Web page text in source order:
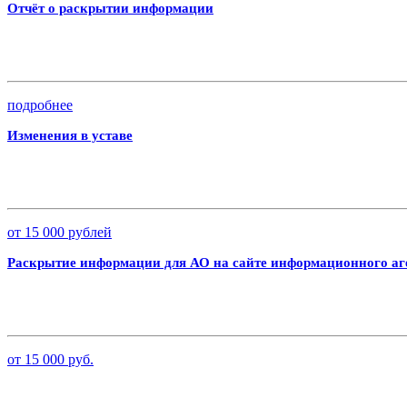
Отчёт о раскрытии информации
подробнее
Изменения в уставе
от 15 000 рублей
Раскрытие информации для АО на сайте информационного
от 15 000 руб.